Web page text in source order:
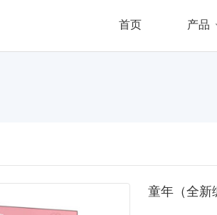
首页 产品
童年（全新